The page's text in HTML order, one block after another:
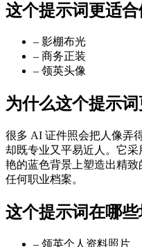
这个提示词更适
– 影棚布光
– 商务正装
– 领英头像
为什么这个提示词
很多 AI 证件照会把人像弄
却既专业又平易近人。它
艳的蓝色背景上塑造出精
任何职业档案。
这个提示词在哪些
– 领英个人资料照片